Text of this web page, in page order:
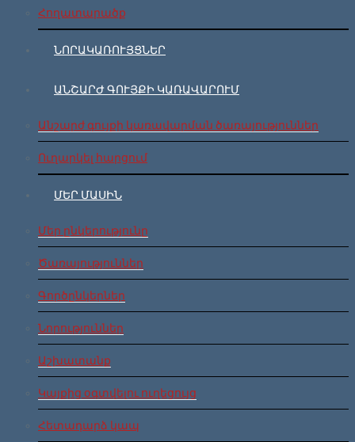
Հողատարածք
ՆՈՐԱԿԱՌՈՒՅՑՆԵՐ
ԱՆՇԱՐԺ ԳՈՒՅՔԻ ԿԱՌԱՎԱՐՈՒՄ
Անշարժ գույքի կառավարման ծառայություններ
Ուղարկել հարցում
ՄԵՐ ՄԱՍԻՆ
Մեր ընկերությունը
Ծառայություններ
Գործընկերներ
Նորություններ
Աշխատանք
Կայքից օգտվելու ուղեցույց
Հետադարձ կապ